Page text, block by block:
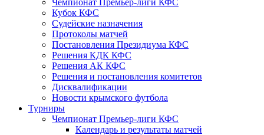
Чемпионат Премьер-лиги КФС
Кубок КФС
Судейские назначения
Протоколы матчей
Постановления Президиума КФС
Решения КДК КФС
Решения АК КФС
Решения и постановления комитетов
Дисквалификации
Новости крымского футбола
Турниры
Чемпионат Премьер-лиги КФС
Календарь и результаты матчей